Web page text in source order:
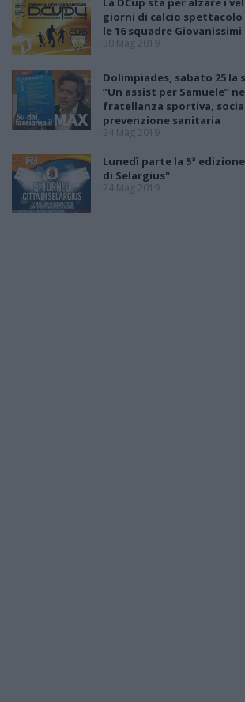
giorni di calcio spettacolo
le 16 squadre Giovanissimi
30 Mag 2019
Dolimpiades, sabato 25 la
“Un assist per Samuele”
fratellanza sportiva,
prevenzione sanitaria
24 Mag 2019
Lunedì parte la 5ª
di Selargius"
24 Mag 2019